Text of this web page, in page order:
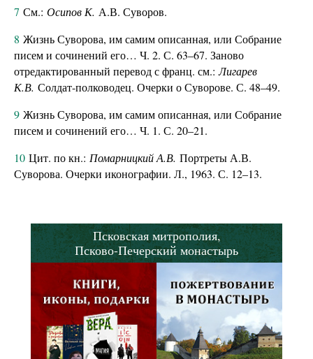
7 См.: Осипов К. А.В. Суворов.
8 Жизнь Суворова, им самим описанная, или Собрание
писем и сочинений его… Ч. 2. С. 63–67. Заново
отредактированный перевод с франц. см.:Лигарев
К.В. Солдат-полководец. Очерки о Суворове. С. 48–49.
9 Жизнь Суворова, им самим описанная, или Собрание
писем и сочинений его… Ч. 1. С. 20–21.
10 Цит. по кн.: Помарницкий А.В. Портреты А.В.
Суворова. Очерки иконографии. Л., 1963. С. 12–13.
Псковская митрополия,
Псково-Печерский монастырь